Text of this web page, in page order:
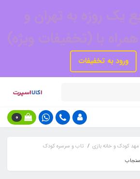
یک روزه به تهران و
با (تخفیفات ویژه)
ورود به تخفیفات
0
کودک و خانه بازی
تاب و سرسره کودک